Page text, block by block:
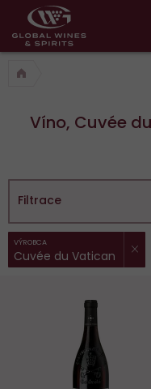
Hlavní
menu,
košík,
vyhledávání,
Víno, Cuvée
Filtrace
Vybrané
filtry:
VÝROBCA
Cuvée du Vatican